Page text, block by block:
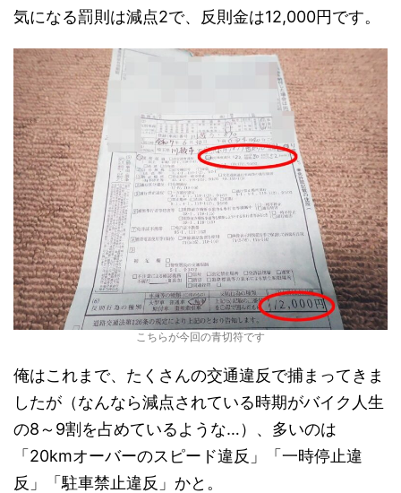
気になる罰則は減点2で、反則金は12,000円です。
こちらが今回の青切符です
俺はこれまで、たくさんの交通違反で捕まってきま
したが（なんなら減点されている時期がバイク人生
の8～9割を占めているような…）、多いのは
「20kmオーバーのスピード違反」「一時停止違
反」「駐車禁止違反」かと。